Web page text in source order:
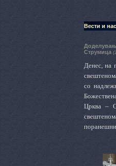
Вести и
Струмица
Денес, на
со
Црква –